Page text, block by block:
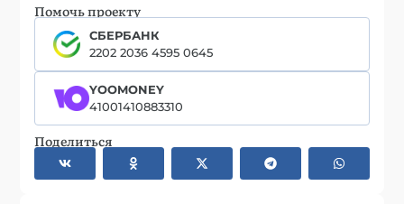
Помочь проекту
СБЕРБАНК
2202 2036 4595 0645
YOOMONEY
41001410883310
Поделиться